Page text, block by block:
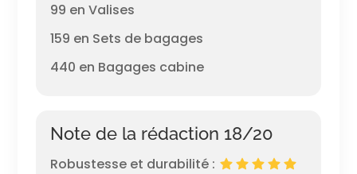
99 en Valises
159 en Sets de bagages
440 en Bagages cabine
Note de la rédaction 18/20
Robustesse et durabilité :